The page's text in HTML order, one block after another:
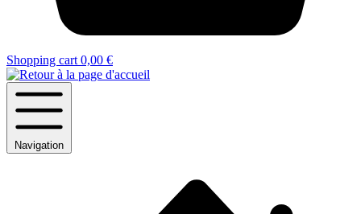
Shopping cart 0,00 €
Navigation